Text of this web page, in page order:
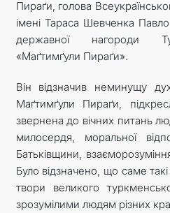
Пираґи, голова
імені Тараса Шевченка
державної нагороди
«Маґтимґули Пираґи».
Він відзначив неминущу
Маґтимґули Пираґи,
звернена до вічних питань
милосердя, моральної
Батьківщини,
Було відзначено, що саме такі
твори великого
зрозумілими людям різних